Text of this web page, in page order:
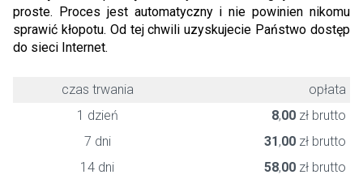
proste. Proces jest automatyczny i nie powinien nikomu
sprawić kłopotu. Od tej chwili uzyskujecie Państwo dostęp
do sieci Internet.
czas trwania
opłata
1 dzień
8,00 zł brutto
7 dni
31,00 zł brutto
14 dni
58,00 zł brutto